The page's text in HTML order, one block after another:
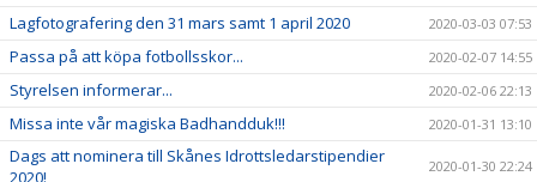
Lagfotografering den 31 mars samt 1 april 2020 2020-03-03 07:53
Passa på att köpa fotbollsskor... 2020-02-07 14:55
Styrelsen informerar... 2020-02-06 22:13
Missa inte vår magiska Badhandduk!!! 2020-01-31 13:10
Dags att nominera till Skånes Idrottsledarstipendier
2020!
2020-01-30 22:24